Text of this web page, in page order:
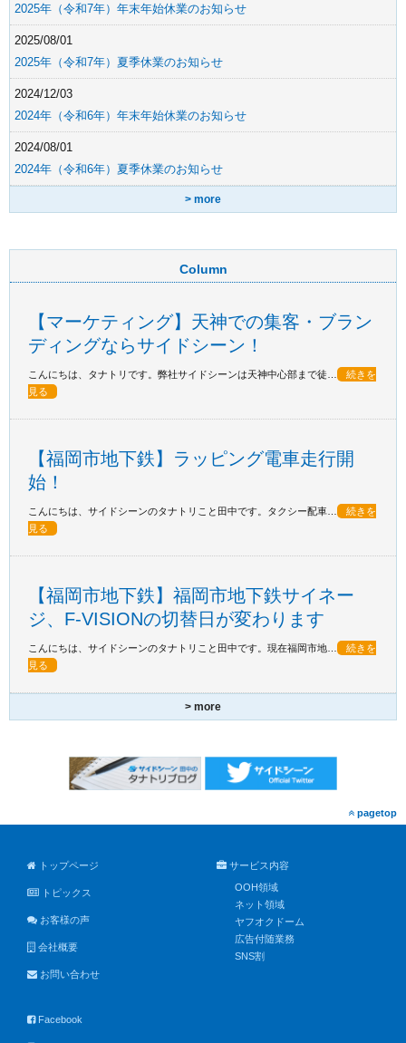
2025年（令和7年）年末年始休業のお知らせ
2025/08/01
2025年（令和7年）夏季休業のお知らせ
2024/12/03
2024年（令和6年）年末年始休業のお知らせ
2024/08/01
2024年（令和6年）夏季休業のお知らせ
> more
Column
【マーケティング】天神での集客・ブラン
ディングならサイドシーン！
こんにちは、タナトリです。弊社サイドシーンは天神中心部まで徒…
続きを
見る
【福岡市地下鉄】ラッピング電車走行開
始！
こんにちは、サイドシーンのタナトリこと田中です。タクシー配車…
続きを
見る
【福岡市地下鉄】福岡市地下鉄サイネー
ジ、F-VISIONの切替日が変わります
こんにちは、サイドシーンのタナトリこと田中です。現在福岡市地…
続きを
見る
> more
pagetop
トップページ
トピックス
お客様の声
会社概要
お問い合わせ
Facebook
サービス内容
OOH領域
ネット領域
ヤフオクドーム
広告付随業務
SNS割